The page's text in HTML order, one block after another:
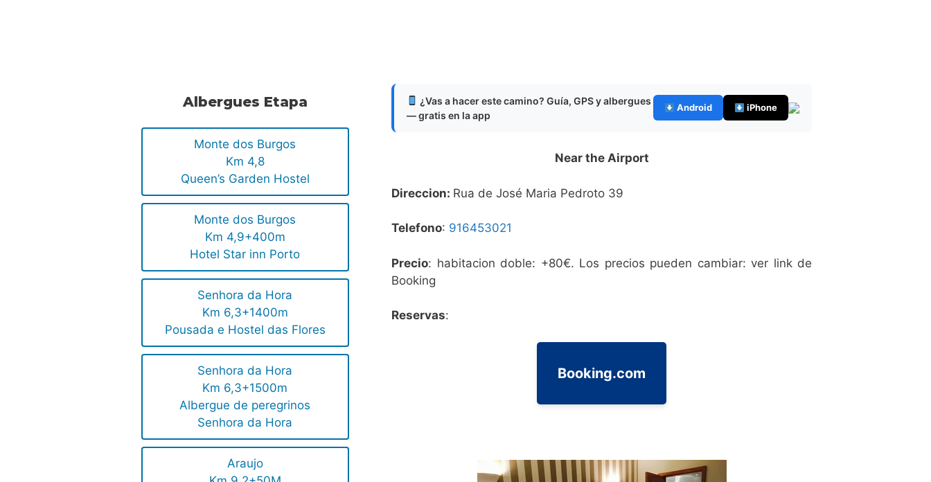
Albergues Etapa
Monte dos Burgos
Km 4,8
Queen’s Garden Hostel
Monte dos Burgos
Km 4,9+400m
Hotel Star inn Porto
Senhora da Hora
Km 6,3+1400m
Pousada e Hostel das Flores
Senhora da Hora
Km 6,3+1500m
Albergue de peregrinos
Senhora da Hora
Araujo
¿Vas a hacer este camino? Guía, GPS y albergues
— gratis en la app
Android iPhone
Near the Airport
Direccion: Rua de José Maria Pedroto 39
Telefono: 916453021
Precio: habitacion doble: +80€. Los precios pueden cambiar: ver link de
Booking
Reservas:
Booking.com